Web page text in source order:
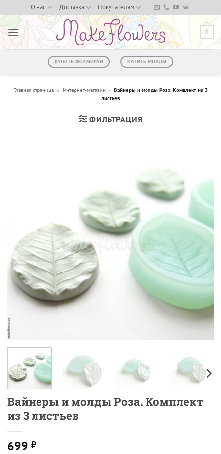
to
content
О нас Доставка Покупателям
0
КУПИТЬ ФОАМИРАН КУПИТЬ МОЛДЫ
Главная страница » Интернет-магазин » Вайнеры и молды Роза. Комплект из 3
листьев
ФИЛЬТРАЦИЯ
Вайнеры и молды Роза. Комплект
из 3 листьев
699 ₽